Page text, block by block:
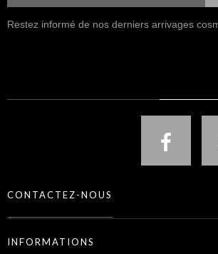
Restez informé de nos derniers arrivages
CONTACTEZ-NOUS
INFORMATIONS